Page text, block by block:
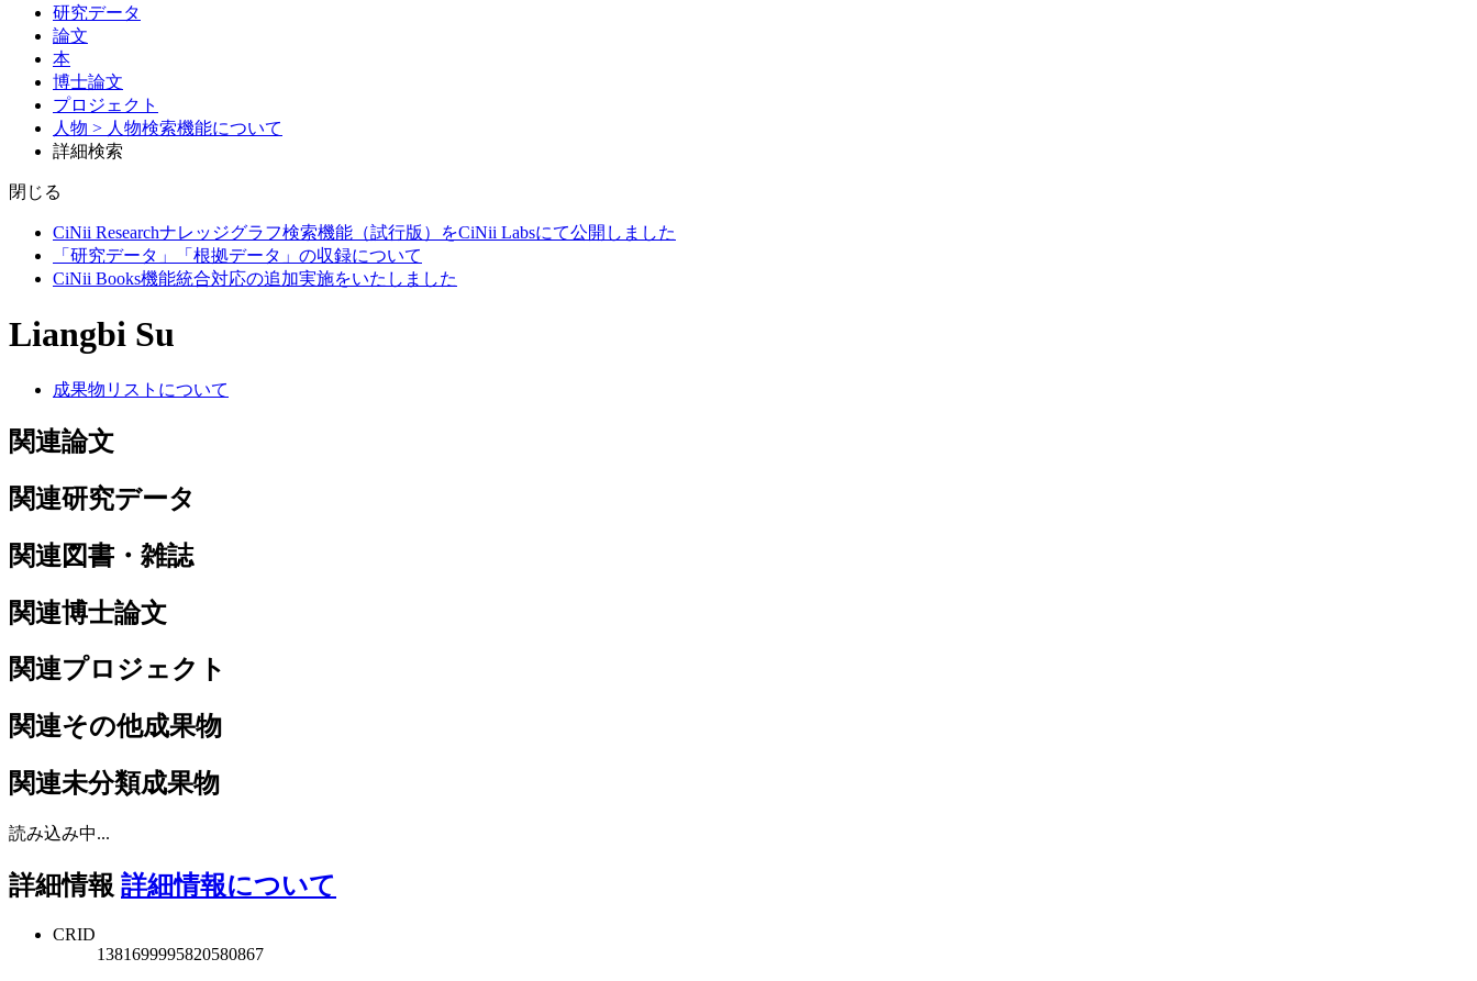
研究データ
論文
本
博士論文
プロジェクト
人物 > 人物検索機能について
詳細検索
閉じる
CiNii Researchナレッジグラフ検索機能（試行版）をCiNii Labsにて公開しました
「研究データ」「根拠データ」の収録について
CiNii Books機能統合対応の追加実施をいたしました
Liangbi Su
成果物リストについて
関連論文
関連研究データ
関連図書・雑誌
関連博士論文
関連プロジェクト
関連その他成果物
関連未分類成果物
読み込み中...
詳細情報 詳細情報について
CRID
1381699995820580867